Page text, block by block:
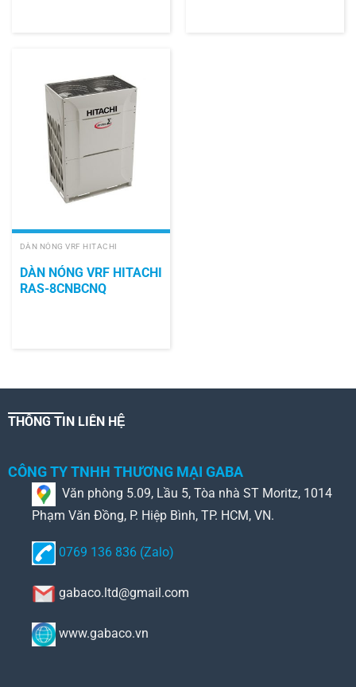
DÀN NÓNG VRF HITACHI
DÀN NÓNG VRF HITACHI
RAS-8CNBCNQ
THÔNG TIN LIÊN HỆ
CÔNG TY TNHH THƯƠNG MẠI GABA
Văn phòng 5.09, Lầu 5, Tòa nhà ST Moritz, 1014
Phạm Văn Đồng, P. Hiệp Bình, TP. HCM, VN.
0769 136 836 (Zalo)
gabaco.ltd@gmail.com
www.gabaco.vn